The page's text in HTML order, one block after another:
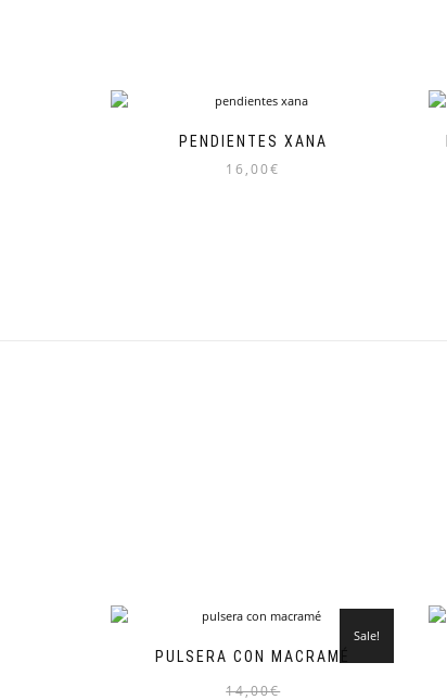
PENDIENTES XANA
16,00€
PULSERA CON MACRAMÉ
Sale!
14,00€